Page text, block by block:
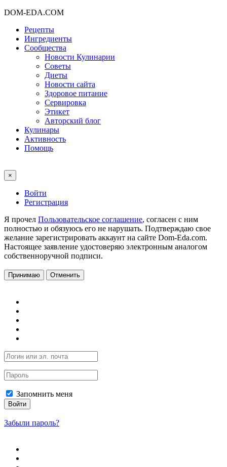
DOM-EDA.COM
Рецепты
Ингредиенты
Сообщества
Новости Кулинарии
Советы
Диеты
Новости сайта
Здоровое питание
Сервировка
Этикет
Авторский блог
Кулинары
Активность
Помощь
×
Войти
Регистрация
Я прочел Пользовательское соглашение, согласен с ним
полностью и обязуюсь его не нарушать. Подтверждаю свое
желание зарегистрировать аккаунт на сайте Dom-Eda.com.
Настоящее заявление удостоверяю электронным аналогом
собственноручной подписи.
Принимаю Отменить
Запомнить меня
Войти
Забыли пароль?